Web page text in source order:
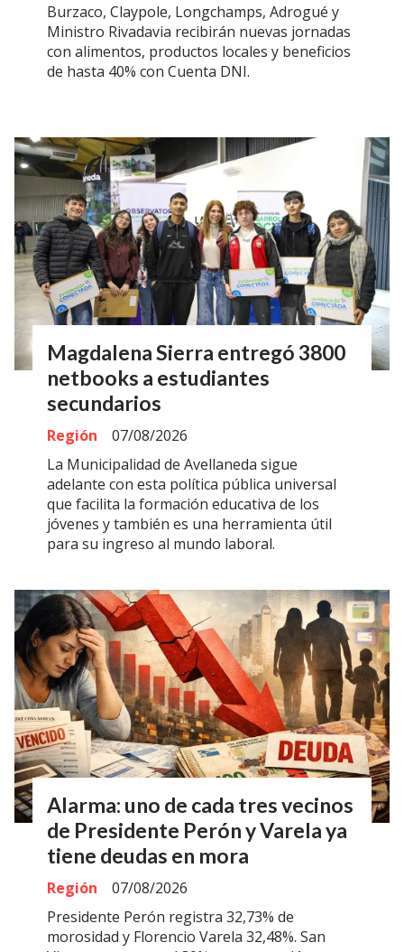
Burzaco, Claypole, Longchamps, Adrogué y
Ministro Rivadavia recibirán nuevas jornadas
con alimentos, productos locales y beneficios
de hasta 40% con Cuenta DNI.
Magdalena Sierra entregó 3800
netbooks a estudiantes
secundarios
Región
07/08/2026
La Municipalidad de Avellaneda sigue
adelante con esta política pública universal
que facilita la formación educativa de los
jóvenes y también es una herramienta útil
para su ingreso al mundo laboral.
Alarma: uno de cada tres vecinos
de Presidente Perón y Varela ya
tiene deudas en mora
Región
07/08/2026
Presidente Perón registra 32,73% de
morosidad y Florencio Varela 32,48%. San